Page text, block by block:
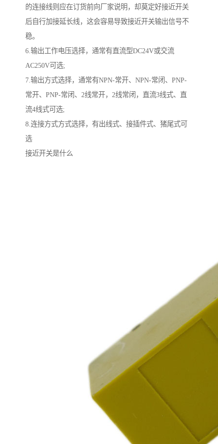
的连接线则应在订货前向厂家说明，却莫定好接近开关
后自行加接延长线，这会容易导致接近开关输出信号不
稳。
6.输出工作电压选择，通常有直流型DC24V或交流
AC250V可选;
7.输出方式选择，通常有NPN-常开、NPN-常闭、PNP-
常开、PNP-常闭、2线常开，2线常闭，直流3线式、直
流4线式可选;
8.连接方式方式选择，有出线式、接插件式、猪尾式可
选
接近开关是什么